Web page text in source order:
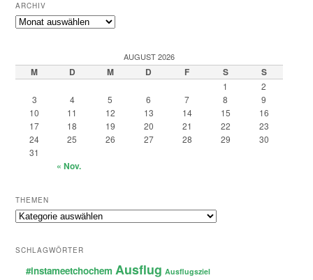
ARCHIV
Archiv
AUGUST 2026
M D M D F S S
1
2
3
4 5 6 7 8
9
10
11 12 13 14 15
16
17
18 19 20 21 22
23
24
25 26 27 28 29
30
31
« Nov.
THEMEN
Themen
SCHLAGWÖRTER
#instameetchochem Ausflug Ausflugsziel